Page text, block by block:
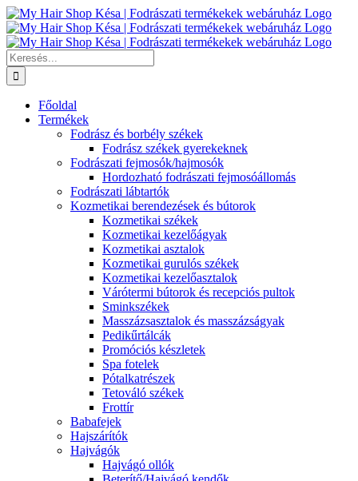
Kihagyás
Keresés...
Főoldal
Termékek
Fodrász és borbély székek
Fodrász székek gyerekeknek
Fodrászati fejmosók/hajmosók
Hordozható fodrászati fejmosóállomás
Fodrászati lábtartók
Kozmetikai berendezések és bútorok
Kozmetikai székek
Kozmetikai kezelőágyak
Kozmetikai asztalok
Kozmetikai gurulós székek
Kozmetikai kezelőasztalok
Várótermi bútorok és recepciós pultok
Sminkszékek
Masszázsasztalok és masszázságyak
Pedikűrtálcák
Promóciós készletek
Spa fotelek
Pótalkatrészek
Tetováló székek
Frottír
Babafejek
Hajszárítók
Hajvágók
Hajvágó ollók